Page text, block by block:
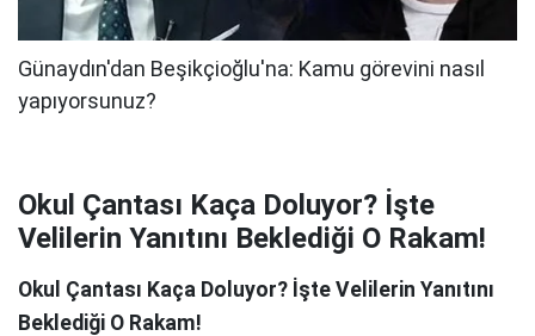
Okul Çantası Kaça Doluyor? İşte
Velilerin Yanıtını Beklediği O Rakam!
Okul Çantası Kaça Doluyor? İşte Velilerin Yanıtını
Beklediği O Rakam!